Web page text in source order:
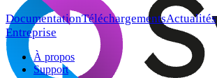
DocumentationTéléchargementsActualités
Entreprise
À propos
Support